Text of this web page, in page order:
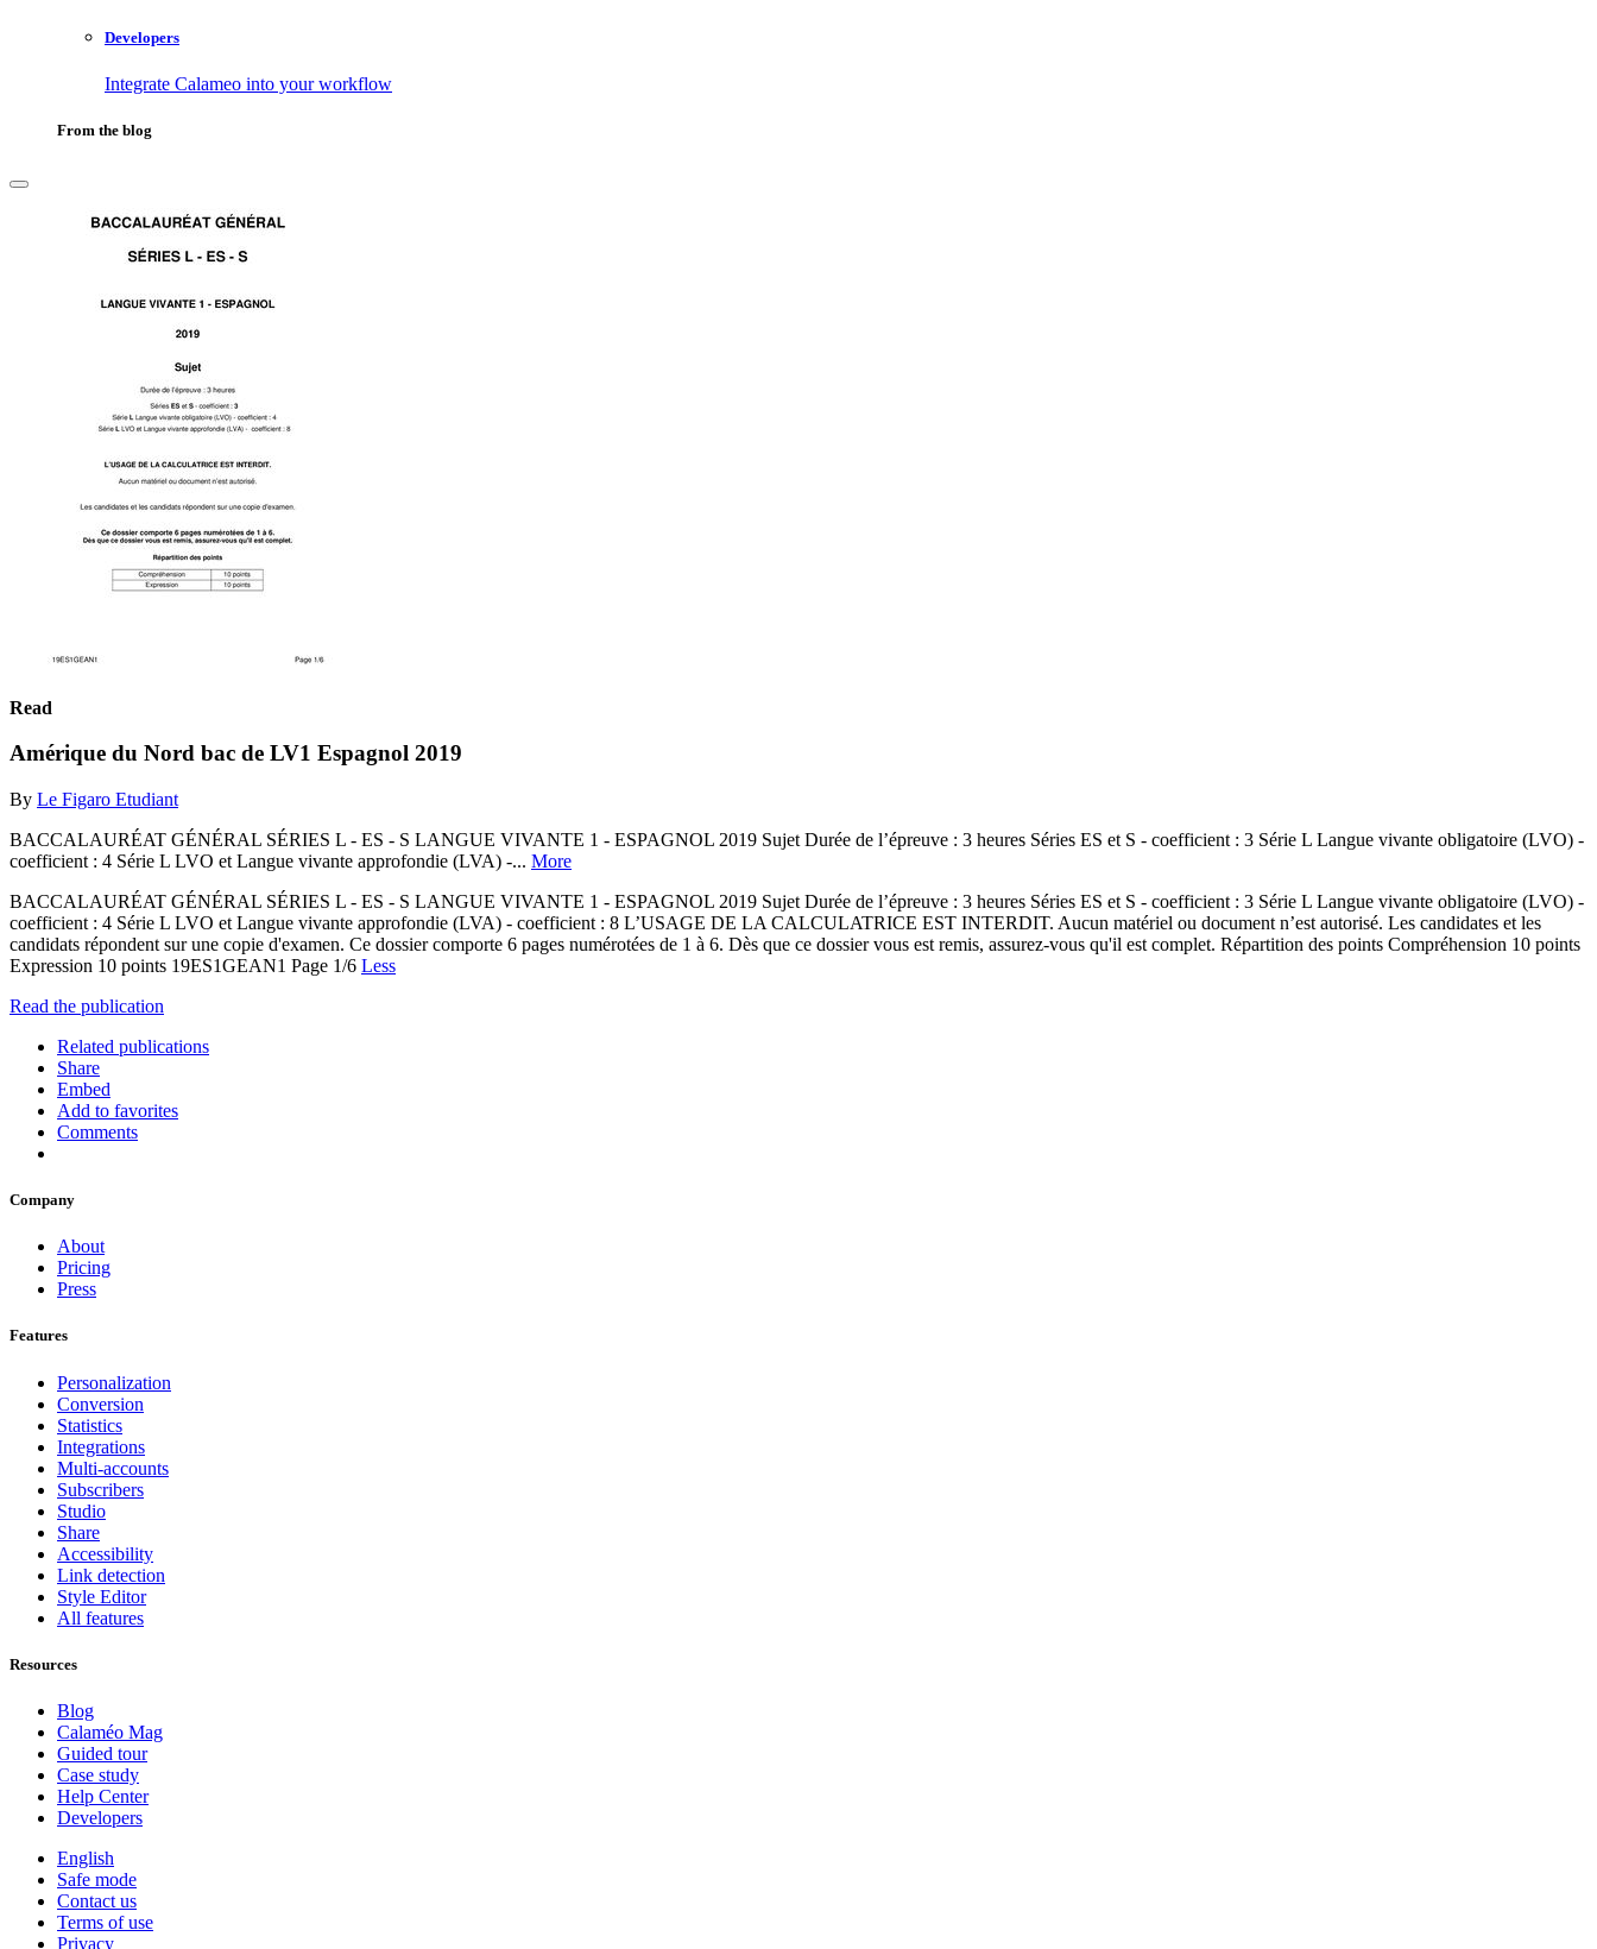
Developers
Integrate Calameo into your workflow
From the blog
Read
Amérique du Nord bac de LV1 Espagnol 2019
By Le Figaro Etudiant
BACCALAURÉAT GÉNÉRAL SÉRIES L - ES - S LANGUE VIVANTE 1 - ESPAGNOL 2019 Sujet Durée de l’épreuve : 3 heures Séries ES et S - coefficient : 3 Série L Langue vivante obligatoire (LVO) -
coefficient : 4 Série L LVO et Langue vivante approfondie (LVA) -... More
BACCALAURÉAT GÉNÉRAL SÉRIES L - ES - S LANGUE VIVANTE 1 - ESPAGNOL 2019 Sujet Durée de l’épreuve : 3 heures Séries ES et S - coefficient : 3 Série L Langue vivante obligatoire (LVO) -
coefficient : 4 Série L LVO et Langue vivante approfondie (LVA) - coefficient : 8 L’USAGE DE LA CALCULATRICE EST INTERDIT. Aucun matériel ou document n’est autorisé. Les candidates et les
candidats répondent sur une copie d'examen. Ce dossier comporte 6 pages numérotées de 1 à 6. Dès que ce dossier vous est remis, assurez-vous qu'il est complet. Répartition des points Compréhension 10 points
Expression 10 points 19ES1GEAN1 Page 1/6 Less
Read the publication
Related publications
Share
Embed
Add to favorites
Comments
Company
About
Pricing
Press
Features
Personalization
Conversion
Statistics
Integrations
Multi-accounts
Subscribers
Studio
Share
Accessibility
Link detection
Style Editor
All features
Resources
Blog
Calaméo Mag
Guided tour
Case study
Help Center
Developers
English
Safe mode
Contact us
Terms of use
Privacy